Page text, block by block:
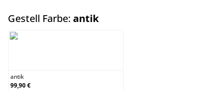
Gestell Farbe: antikauswählen
antik
99,90 €